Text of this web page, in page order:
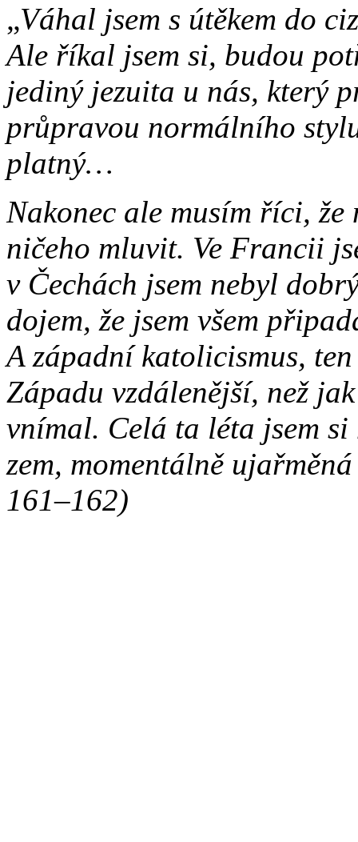
„Váhal jsem s útěkem do
Ale říkal jsem si, budou
jediný jezuita u nás, který
průpravou normálního
platný…
Nakonec ale musím říci,
ničeho mluvit. Ve Francii
v Čechách jsem nebyl
dojem, že jsem všem
A západní katolicismus,
Západu vzdálenější, než
vnímal. Celá ta léta jsem
zem, momentálně
161–162)